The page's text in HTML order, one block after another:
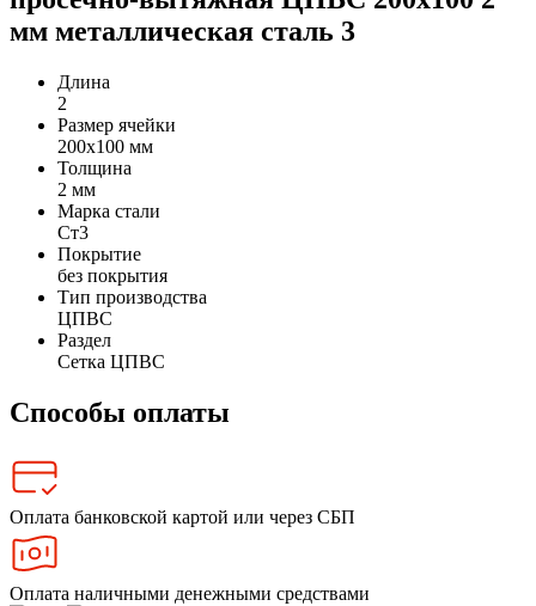
мм металлическая сталь 3
Длина
2
Размер ячейки
200х100 мм
Толщина
2 мм
Марка стали
Ст3
Покрытие
без покрытия
Тип производства
ЦПВС
Раздел
Сетка ЦПВС
Способы оплаты
Оплата банковской картой или через СБП
Оплата наличными денежными средствами